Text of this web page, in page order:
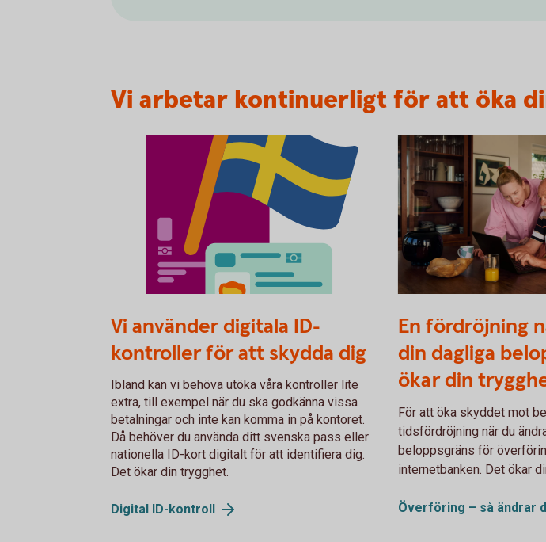
Vi arbetar kontinuerligt för att öka
Vi använder digitala ID-
kontroller för att skydda dig
Ibland kan vi behöva utöka våra kontroller lite
extra, till exempel när du ska godkänna vissa
betalningar och inte kan komma in på kontoret.
Då behöver du använda ditt svenska pass eller
nationella ID-kort digitalt för att identifiera dig.
Det ökar din trygghet.
Digital ID-kontroll
En fördröjning
din dagliga
ökar din
För att öka skyddet mot
tidsfördröjning när du
beloppsgräns för
internetbanken. Det ökar
Överföring – så ändrar